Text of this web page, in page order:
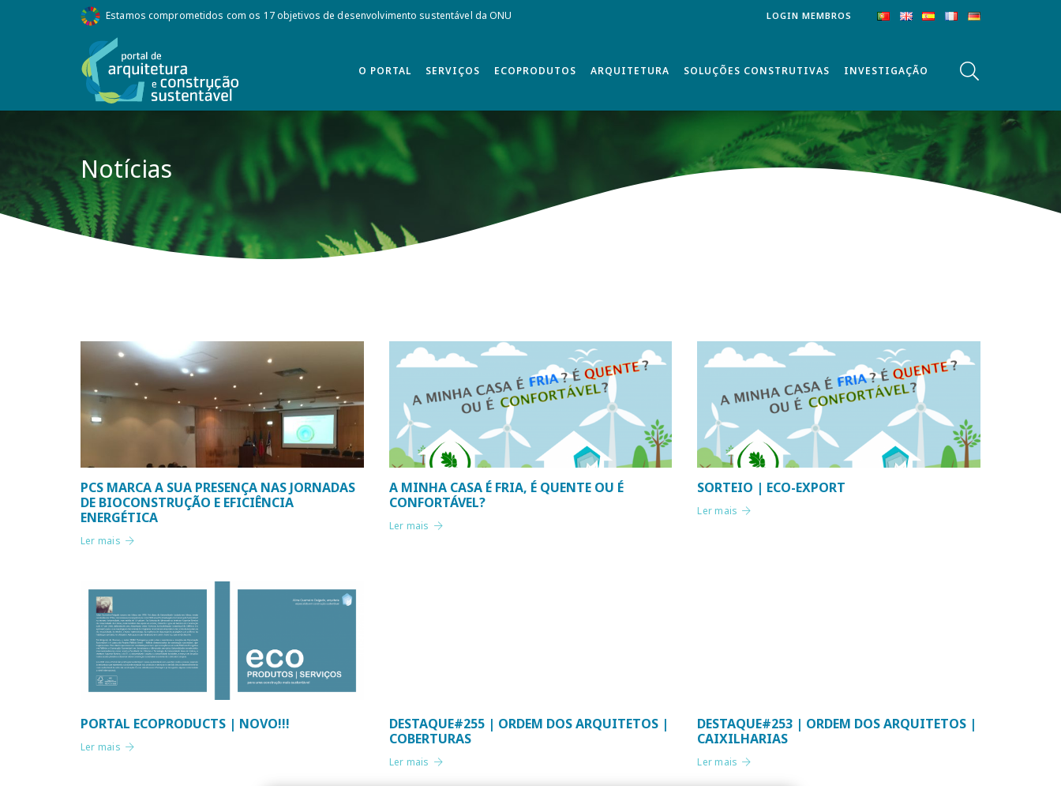
Estamos comprometidos com os 17 objetivos de desenvolvimento sustentável da ONU LOGIN MEMBROS
O PORTAL SERVIÇOS ECOPRODUTOS ARQUITETURA SOLUÇÕES CONSTRUTIVAS INVESTIGAÇÃO
Notícias
PCS MARCA A SUA PRESENÇA NAS JORNADAS
DE BIOCONSTRUÇÃO E EFICIÊNCIA
ENERGÉTICA
Ler mais
A MINHA CASA É FRIA, É QUENTE OU É
CONFORTÁVEL?
Ler mais
SORTEIO | ECO-EXPORT
Ler mais
PORTAL ECOPRODUCTS | NOVO!!!
Ler mais
DESTAQUE#255 | ORDEM DOS ARQUITETOS |
COBERTURAS
Ler mais
DESTAQUE#253 | ORDEM DOS ARQUITETOS |
CAIXILHARIAS
Ler mais